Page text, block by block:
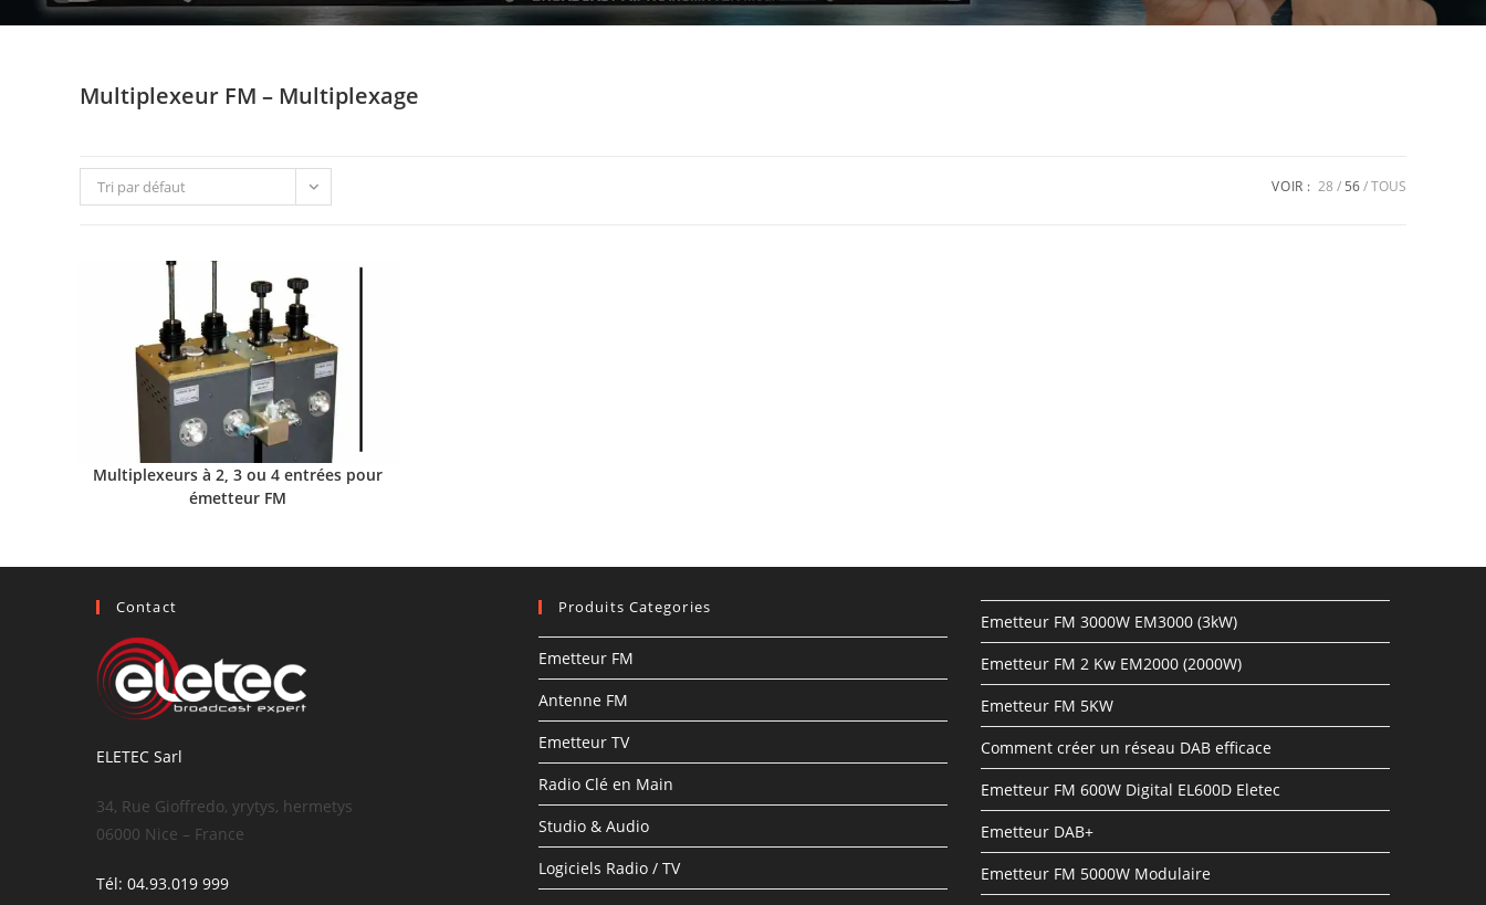
Multiplexeur FM – Multiplexage
Tri par défaut VOIR : 28 56 TOUS
Multiplexeurs à 2, 3 ou 4 entrées pour
émetteur FM
Contact
ELETEC Sarl
34, Rue Gioffredo, yrytys, hermetys
06000 Nice – France
Tél: 04.93.019 999
Produits Categories
Emetteur FM
Antenne FM
Emetteur TV
Radio Clé en Main
Studio & Audio
Logiciels Radio / TV
Emetteur FM 3000W EM3000 (3kW)
Emetteur FM 2 Kw EM2000 (2000W)
Emetteur FM 5KW
Comment créer un réseau DAB efficace
Emetteur FM 600W Digital EL600D Eletec
Emetteur DAB+
Emetteur FM 5000W Modulaire